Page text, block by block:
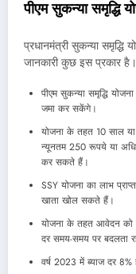
पीएम सुकन्या समृद्धि
प्रधानमंत्री सुकन्या समृद्धि
जानकारी कुछ इस प्रकार है।
पीएम सुकन्या समृद्धि
जमा कर सकेंगे।
योजना के तहत 10 साल
न्यूनतम 250 रूपये या
कर सकते हैं।
SSY योजना का लाभ
खाता खोल सकते हैं।
योजना के तहत आवेदन को
दर समय-समय पर बदलता
वर्ष 2023 में ब्याज दर 8%